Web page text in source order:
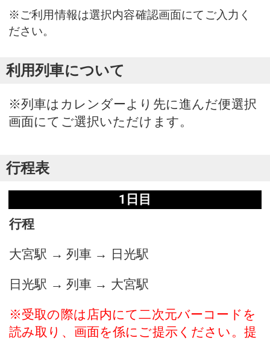
※ご利用情報は選択内容確認画面にてご入力く
ださい。
利用列車について
※列車はカレンダーより先に進んだ便選択
画面にてご選択いただけます。
行程表
1日目
行程
大宮駅 → 列車 → 日光駅
日光駅 → 列車 → 大宮駅
※受取の際は店内にて二次元バーコードを
読み取り、画面を係にご提示ください。提